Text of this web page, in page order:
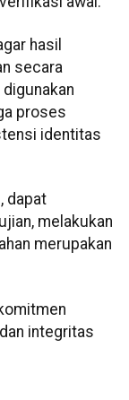
hasil
secara
proses
identitas
dapat
melakukan
merupakan
integritas